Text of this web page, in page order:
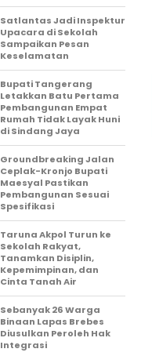
Satlantas Jadi Inspektur
Upacara di Sekolah
Sampaikan Pesan
Keselamatan
Bupati Tangerang
Letakkan Batu Pertama
Pembangunan Empat
Rumah Tidak Layak Huni
di Sindang Jaya
Groundbreaking Jalan
Ceplak-Kronjo Bupati
Maesyal Pastikan
Pembangunan Sesuai
Spesifikasi
Taruna Akpol Turun ke
Sekolah Rakyat,
Tanamkan Disiplin,
Kepemimpinan, dan
Cinta Tanah Air
Sebanyak 26 Warga
Binaan Lapas Brebes
Diusulkan Peroleh Hak
Integrasi